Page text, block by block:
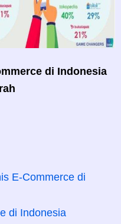
di Indonesia
E-Commerce di
di Indonesia